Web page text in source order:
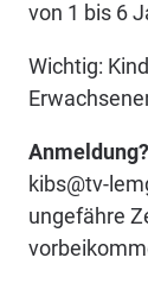
von 1 bis 6
Wichtig:
Anmeldung?
kibs@tv-
ungefähre